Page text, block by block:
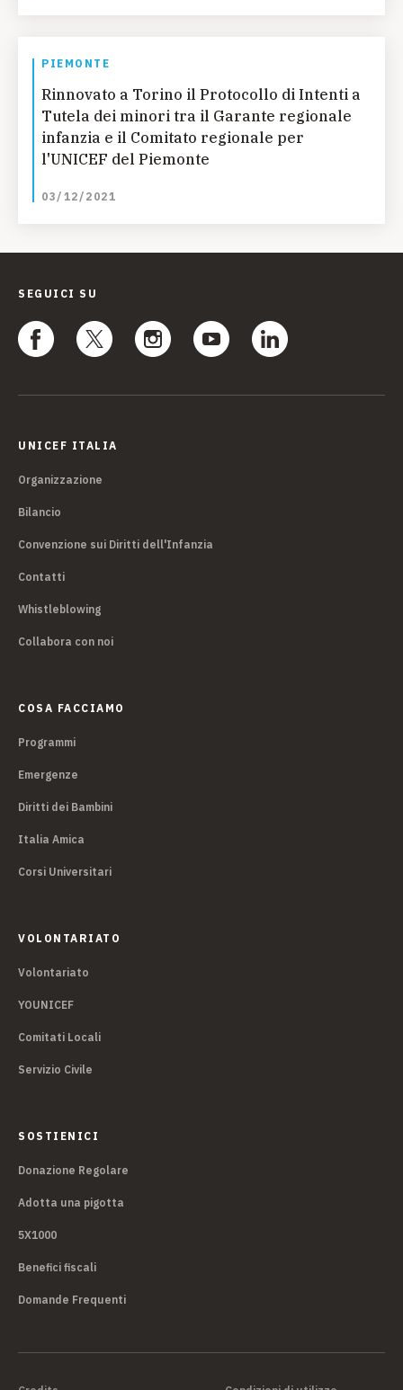
PIEMONTE
Rinnovato a Torino il Protocollo di Intenti a
Tutela dei minori tra il Garante regionale
infanzia e il Comitato regionale per
l'UNICEF del Piemonte
03/12/2021
SEGUICI SU
UNICEF ITALIA
Organizzazione
Bilancio
Convenzione sui Diritti dell'Infanzia
Contatti
Whistleblowing
Collabora con noi
COSA FACCIAMO
Programmi
Emergenze
Diritti dei Bambini
Italia Amica
Corsi Universitari
VOLONTARIATO
Volontariato
YOUNICEF
Comitati Locali
Servizio Civile
SOSTIENICI
Donazione Regolare
Adotta una pigotta
5X1000
Benefici fiscali
Domande Frequenti